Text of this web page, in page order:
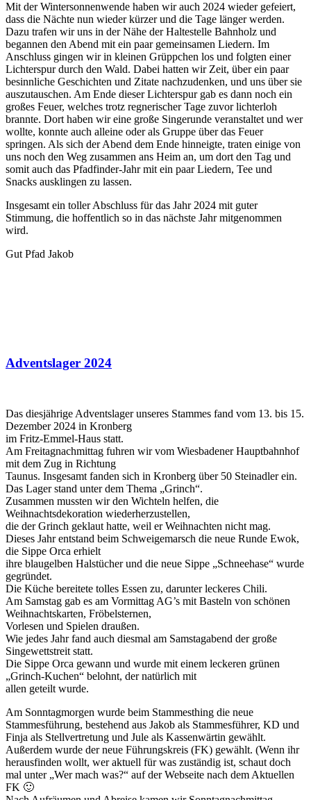
Mit der Wintersonnenwende haben wir auch 2024 wieder gefeiert,
dass die Nächte nun wieder kürzer und die Tage länger werden.
Dazu trafen wir uns in der Nähe der Haltestelle Bahnholz und
begannen den Abend mit ein paar gemeinsamen Liedern. Im
Anschluss gingen wir in kleinen Grüppchen los und folgten einer
Lichterspur durch den Wald. Dabei hatten wir Zeit, über ein paar
besinnliche Geschichten und Zitate nachzudenken, und uns über sie
auszutauschen. Am Ende dieser Lichterspur gab es dann noch ein
großes Feuer, welches trotz regnerischer Tage zuvor lichterloh
brannte. Dort haben wir eine große Singerunde veranstaltet und wer
wollte, konnte auch alleine oder als Gruppe über das Feuer
springen. Als sich der Abend dem Ende hinneigte, traten einige von
uns noch den Weg zusammen ans Heim an, um dort den Tag und
somit auch das Pfadfinder-Jahr mit ein paar Liedern, Tee und
Snacks ausklingen zu lassen.
Insgesamt ein toller Abschluss für das Jahr 2024 mit guter
Stimmung, die hoffentlich so in das nächste Jahr mitgenommen
wird.
Gut Pfad Jakob
Adventslager 2024
Das diesjährige Adventslager unseres Stammes fand vom 13. bis 15.
Dezember 2024 in Kronberg
im Fritz-Emmel-Haus statt.
Am Freitagnachmittag fuhren wir vom Wiesbadener Hauptbahnhof
mit dem Zug in Richtung
Taunus. Insgesamt fanden sich in Kronberg über 50 Steinadler ein.
Das Lager stand unter dem Thema „Grinch“.
Zusammen mussten wir den Wichteln helfen, die
Weihnachtsdekoration wiederherzustellen,
die der Grinch geklaut hatte, weil er Weihnachten nicht mag.
Dieses Jahr entstand beim Schweigemarsch die neue Runde Ewok,
die Sippe Orca erhielt
ihre blaugelben Halstücher und die neue Sippe „Schneehase“ wurde
gegründet.
Die Küche bereitete tolles Essen zu, darunter leckeres Chili.
Am Samstag gab es am Vormittag AG’s mit Basteln von schönen
Weihnachtskarten, Fröbelsternen,
Vorlesen und Spielen draußen.
Wie jedes Jahr fand auch diesmal am Samstagabend der große
Singewettstreit statt.
Die Sippe Orca gewann und wurde mit einem leckeren grünen
„Grinch-Kuchen“ belohnt, der natürlich mit
allen geteilt wurde.
Am Sonntagmorgen wurde beim Stammesthing die neue
Stammesführung, bestehend aus Jakob als Stammesführer, KD und
Finja als Stellvertretung und Jule als Kassenwärtin gewählt.
Außerdem wurde der neue Führungskreis (FK) gewählt. (Wenn ihr
herausfinden wollt, wer aktuell für was zuständig ist, schaut doch
mal unter „Wer mach was?“ auf der Webseite nach dem Aktuellen
FK 🙂